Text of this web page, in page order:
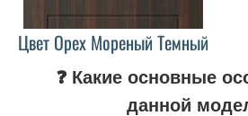
Цвет Орех Мореный Темный
❓ Какие основные
данной